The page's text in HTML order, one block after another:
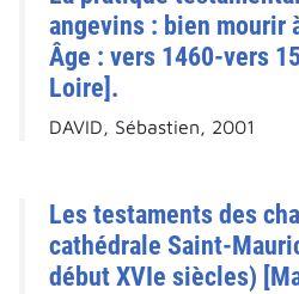
angevins : bien mourir
Âge : vers 1460-vers
Loire].
DAVID, Sébastien, 2001
Les testaments des
cathédrale Saint-
début XVIe siècles)